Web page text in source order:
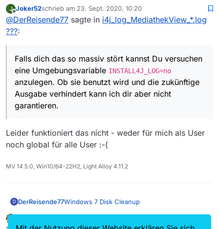
hierbei um temporäre Dateien die install4j als
unser Programmstarter nutzt und bei jedem
davon.
Falls dich das so massiv stört kannst Du
versuchen eine Umgebungsvariable
INSTALL4J_LOG=noanzulegen. Ob sie benutzt
wird und die zukünftige Ausgabe verhindert
klickst Duhierundda.
J
Offline
Joker52schrieb am 23. Sept. 2020, 10:20
zuletzt editiert von
@DerReisende77 sagte in i4j_log_MediathekView_*.log
???:
Falls dich das so massiv stört kannst Du versuchen
eine Umgebungsvariable INSTALL4J_LOG=no
anzulegen. Ob sie benutzt wird und die zukünftige
Ausgabe verhindert kann ich dir aber nicht
garantieren.
Leider funktioniert das nicht - weder für mich als User
noch global für alle User :-(
MV 14.5.0, Win10/64-22H2, Light Alloy 4.11.2
D DerReisende77Windows 7 Disk Cleanup
Offline